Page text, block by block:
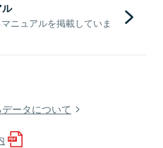
ニュアルを掲載していま
ータについて